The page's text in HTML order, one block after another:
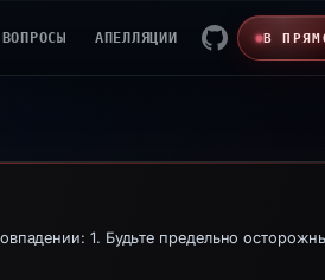
АПЕЛЛЯЦИИ В
1. Будьте предельно